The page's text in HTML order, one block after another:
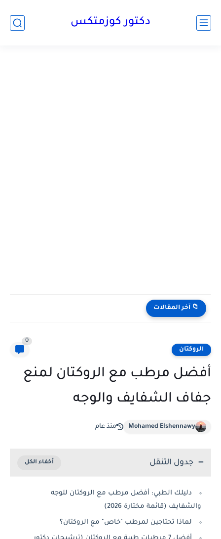
دكتور كوزمتكس
📁 آخر المقالات
الروكتان
0
أفضل مرطب مع الروكتان لمنع
جفاف الشفايف والوجه
Mohamed Elshennawy منذ عام
جدول التنقل
دليلك الطبي: أفضل مرطب مع الروكتان للوجه
والشفايف (قائمة مختارة 2026)
لماذا تحتاجين لمرطب "خاص" مع الروكتان؟